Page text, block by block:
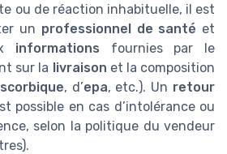
ou de réaction inhabituelle, il est
un professionnel de santé et
informations fournies par le
sur la livraison et la composition
, d’epa, etc.). Un retour
possible en cas d’intolérance ou
selon la politique du vendeur